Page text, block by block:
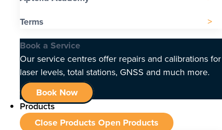
Terms
Book a Service
Our service centres offer repairs and calibrations for
laser levels, total stations, GNSS and much more.
Book Now
Products
Close Products Open Products